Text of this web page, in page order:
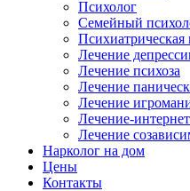
Психолог
Семейный
Психиатрическая
Лечение
Лечение психоза
Лечение
Лечение
Лечение-
Лечение
Нарколог на дом
Цены
Контакты